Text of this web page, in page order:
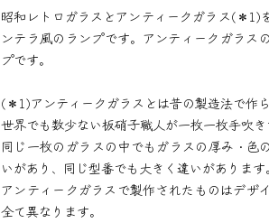
昭和レトロガラスとアンティークガラス(＊1)
ンテラ風のランプです。アンティークガラス
プです。
(＊1)アンティークガラスとは昔の製造法で作
世界でも数少ない板硝子職人が一枚一枚手吹き
同じ一枚のガラスの中でもガラスの厚み・色
いがあり、同じ型番でも大きく違いがあります。
アンティークガラスで製作されたものはデザ
全て異なります。